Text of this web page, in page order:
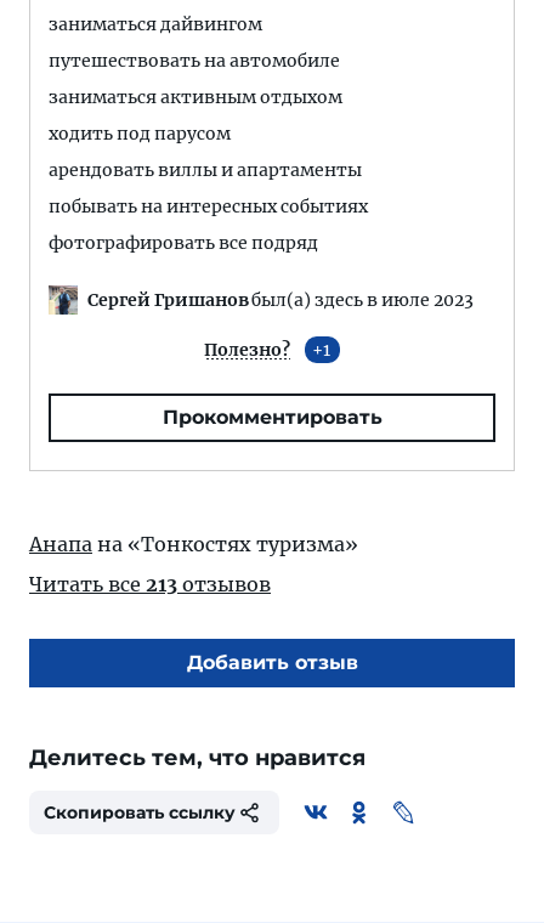
заниматься дайвингом
путешествовать на автомобиле
заниматься активным отдыхом
ходить под парусом
арендовать виллы и апартаменты
побывать на интересных событиях
фотографировать все подряд
Сергей Гришановбыл(а) здесь в июле 2023
Полезно? 1
Прокомментировать
Анапа на «Тонкостях туризма»
Читать все 213 отзывов
Добавить отзыв
Делитесь тем, что нравится
Скопировать ссылку